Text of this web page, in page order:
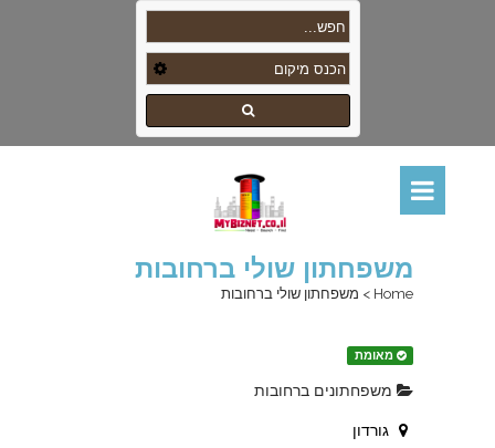
משפחתון שולי ברחובות
Home
> משפחתון שולי ברחובות
מאומת
משפחתונים ברחובות
גורדון